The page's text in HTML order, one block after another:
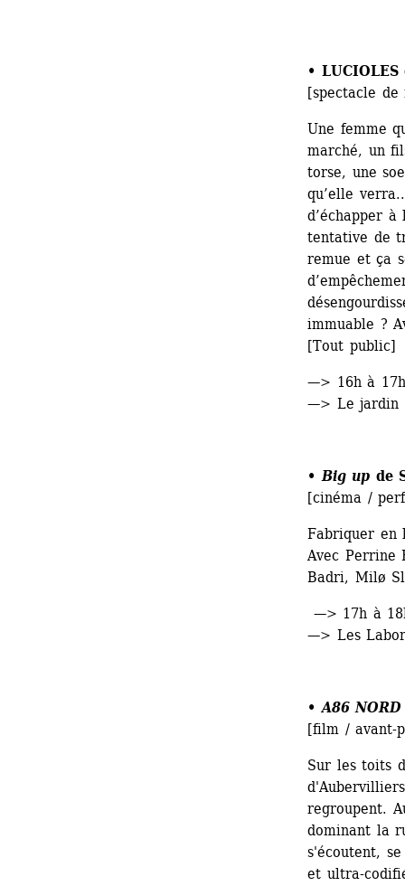
•
[spectacle
Une femme
marché, un
torse, une
qu’elle
d’échapper
tentative de
remue et ça
immuable ?
[Tout public]
—> 16h à 17h
—> Le jardin
• Big up de
[cinéma /
Fabriquer en
Avec Perrine
Badri, Milø
—> 17h à
—> Les
• A86
[film / avant-
Sur les toits
regroupent.
dominant la
s'écoutent,
et ultra-